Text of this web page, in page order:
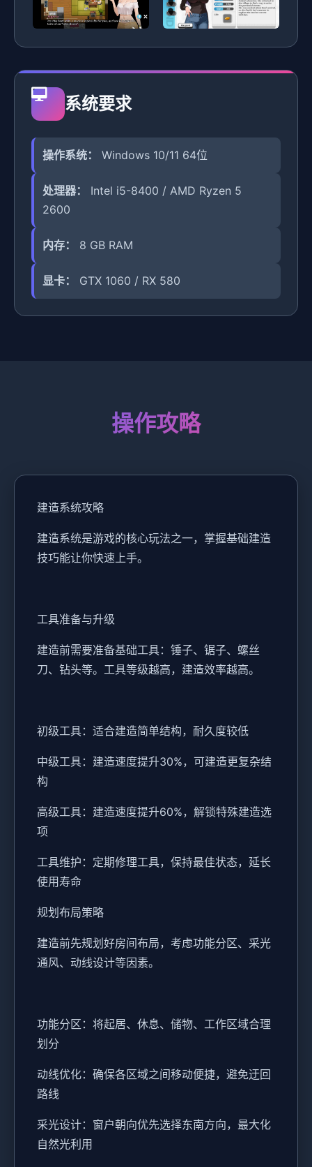
系统要求
操作系统： Windows 10/11 64位
处理器：
Intel i5-8400 / AMD Ryzen 5
2600
内存： 8 GB RAM
显卡： GTX 1060 / RX 580
操作攻略
建造系统攻略
建造系统是游戏的核心玩法之一，掌握基础建造
技巧能让你快速上手。
工具准备与升级
建造前需要准备基础工具：锤子、锯子、螺丝
刀、钻头等。工具等级越高，建造效率越高。
初级工具：适合建造简单结构，耐久度较低
中级工具：建造速度提升30%，可建造更复杂结
构
高级工具：建造速度提升60%，解锁特殊建造选
项
工具维护：定期修理工具，保持最佳状态，延长
使用寿命
规划布局策略
建造前先规划好房间布局，考虑功能分区、采光
通风、动线设计等因素。
功能分区：将起居、休息、储物、工作区域合理
划分
动线优化：确保各区域之间移动便捷，避免迂回
路线
采光设计：窗户朝向优先选择东南方向，最大化
自然光利用